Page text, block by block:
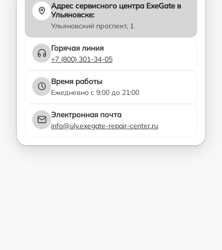
Адрес сервисного центра ExeGate в
Ульяновске:
Ульяновский проспект, 1
Горячая линия
+7 (800) 301-34-05
Время работы
Ежедневно с 9:00 до 21:00
Электронная почта
info@uly.exegate-repair-center.ru